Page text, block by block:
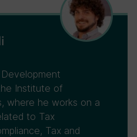
Institute of
where he works on a
to Tax
Tax and